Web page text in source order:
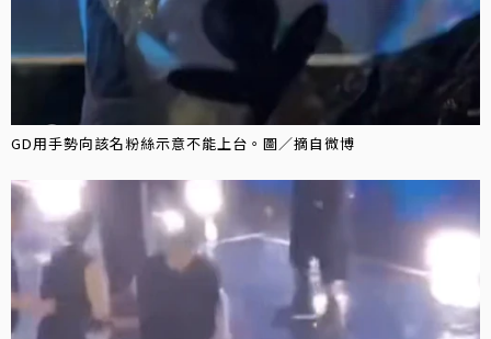
GD用手勢向該名粉絲示意不能上台。圖／摘自微博